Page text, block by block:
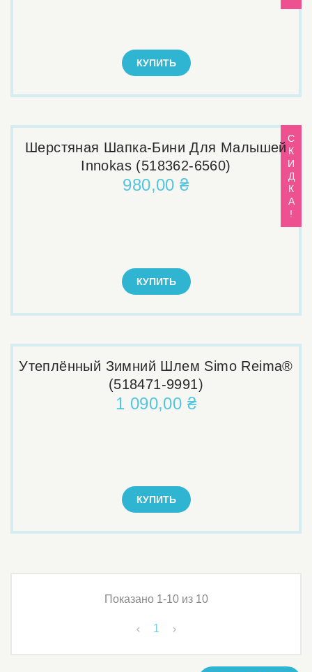
КУПИТЬ
С
К
И
Д
К
А
!
Шерстяная Шапка-Бини Для Малышей
Innokas (518362-6560)
980,00 ₴
КУПИТЬ
Утеплённый Зимний Шлем Simo Reima®
(518471-9991)
1 090,00 ₴
КУПИТЬ
Показано 1-10 из 10
 1 